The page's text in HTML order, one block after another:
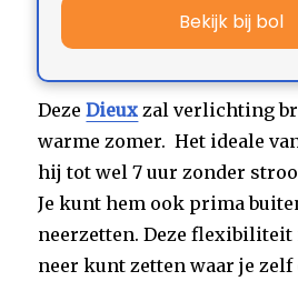
Bekijk bij bol
DezeDieux zal verlichting
warme zomer. Het ideale
hij tot wel 7 uur zonder
Je kunt hem ook prima
neerzetten. Deze flexibiliteit
neer kunt zetten waar je zelf